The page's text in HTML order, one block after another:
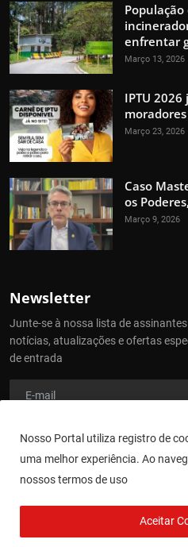
enfrentar
Março 13, 2026
IPTU
Março 23, 2026
Caso
os
Março 9, 2026
Newsletter
Junte-se à nossa lista de
notícias, atualizações e ofertas
de entrada
Direitos Reservados - Jornal Cidade
Nosso Portal utiliza registro de
uma melhor experiência. Ao
nossos termos de uso
Aceitar